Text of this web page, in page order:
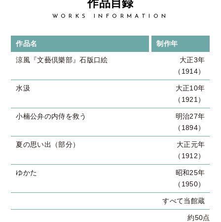
作品目録
WORKS INFORMATION
作品名 制作年
涼風『文藝倶樂部』石版口絵
大正3年
（1914）
水汲
大正10年
（1921）
小楠公弁の内侍を救う
明治27年
（1894）
夏の思い出（部分）
大正元年
（1912）
ゆかた
昭和25年
（1950）
すべて当館蔵
約50点